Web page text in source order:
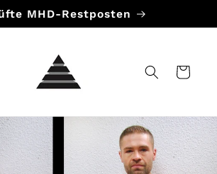
MHD-Restposten
Warenkorb